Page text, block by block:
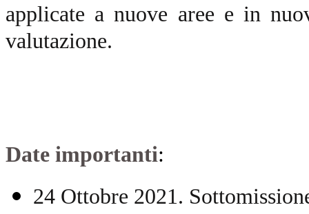
applicate a nuove aree e in
valutazione.
Date importanti:
24 Ottobre 2021.